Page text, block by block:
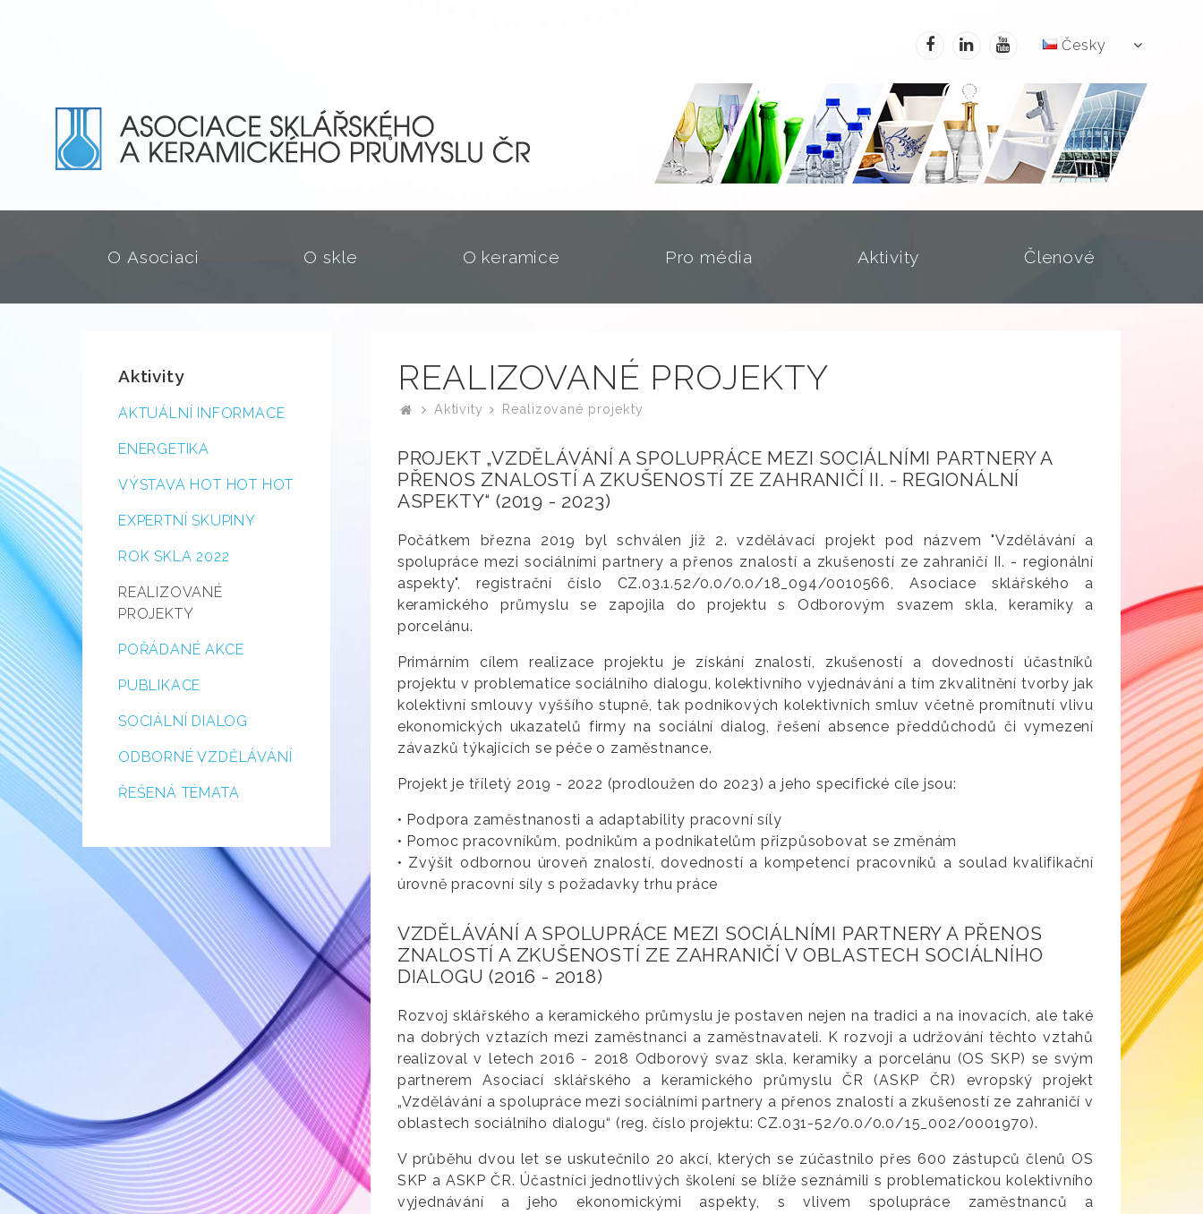
Česky
O Asociaci O skle O keramice Pro média Aktivity Členové
REALIZOVANÉ PROJEKTY
Aktivity Realizované projekty
PROJEKT „VZDĚLÁVÁNÍ A SPOLUPRÁCE MEZI SOCIÁLNÍMI PARTNERY A
PŘENOS ZNALOSTÍ A ZKUŠENOSTÍ ZE ZAHRANIČÍ II. - REGIONÁLNÍ
ASPEKTY“ (2019 - 2023)
Počátkem března 2019 byl schválen již 2. vzdělávací projekt pod názvem "Vzdělávání a
spolupráce mezi sociálními partnery a přenos znalostí a zkušeností ze zahraničí II. - regionální
aspekty", registrační číslo CZ.03.1.52/0.0/0.0/18_094/0010566, Asociace sklářského a
keramického průmyslu se zapojila do projektu s Odborovým svazem skla, keramiky a
porcelánu.
Primárním cílem realizace projektu je získání znalostí, zkušeností a dovedností účastníků
projektu v problematice sociálního dialogu, kolektivního vyjednávání a tím zkvalitnění tvorby jak
kolektivní smlouvy vyššího stupně, tak podnikových kolektivních smluv včetně promítnutí vlivu
ekonomických ukazatelů firmy na sociální dialog, řešení absence předdůchodů či vymezení
závazků týkajících se péče o zaměstnance.
Projekt je tříletý 2019 - 2022 (prodloužen do 2023) a jeho specifické cíle jsou:
• Podpora zaměstnanosti a adaptability pracovní síly
• Pomoc pracovníkům, podnikům a podnikatelům přizpůsobovat se změnám
• Zvýšit odbornou úroveň znalostí, dovedností a kompetencí pracovníků a soulad kvalifikační
úrovně pracovní síly s požadavky trhu práce
VZDĚLÁVÁNÍ A SPOLUPRÁCE MEZI SOCIÁLNÍMI PARTNERY A PŘENOS
ZNALOSTÍ A ZKUŠENOSTÍ ZE ZAHRANIČÍ V OBLASTECH SOCIÁLNÍHO
DIALOGU (2016 - 2018)
Rozvoj sklářského a keramického průmyslu je postaven nejen na tradici a na inovacích, ale také
na dobrých vztazích mezi zaměstnanci a zaměstnavateli. K rozvoji a udržování těchto vztahů
realizoval v letech 2016 - 2018 Odborový svaz skla, keramiky a porcelánu (OS SKP) se svým
partnerem Asociací sklářského a keramického průmyslu ČR (ASKP ČR) evropský projekt
„Vzdělávání a spolupráce mezi sociálními partnery a přenos znalostí a zkušeností ze zahraničí v
oblastech sociálního dialogu“ (reg. číslo projektu: CZ.031-52/0.0/0.0/15_002/0001970).
V průběhu dvou let se uskutečnilo 20 akcí, kterých se zúčastnilo přes 600 zástupců členů OS
SKP a ASKP ČR. Účastníci jednotlivých školení se blíže seznámili s problematickou kolektivního
vyjednávání a jeho ekonomickými aspekty, s vlivem spolupráce zaměstnanců a
Aktivity
AKTUÁLNÍ INFORMACE
ENERGETIKA
VÝSTAVA HOT HOT HOT
EXPERTNÍ SKUPINY
ROK SKLA 2022
REALIZOVANÉ
PROJEKTY
POŘÁDANÉ AKCE
PUBLIKACE
SOCIÁLNÍ DIALOG
ODBORNÉ VZDĚLÁVÁNÍ
ŘEŠENÁ TÉMATA